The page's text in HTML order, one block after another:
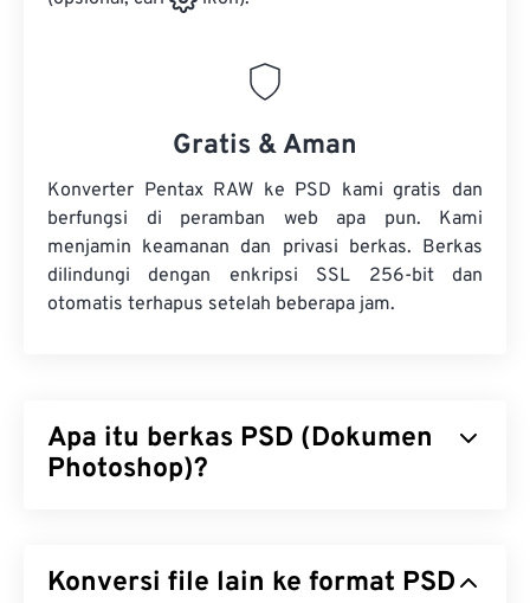
Gratis & Aman
Konverter Pentax RAW ke PSD kami gratis dan
berfungsi di peramban web apa pun. Kami
menjamin keamanan dan privasi berkas. Berkas
dilindungi dengan enkripsi SSL 256-bit dan
otomatis terhapus setelah beberapa jam.
Apa itu berkas PSD (Dokumen
Photoshop)?
desain grafis yang canggih dan kompleks. PSD
Konversi file lain ke format PSD